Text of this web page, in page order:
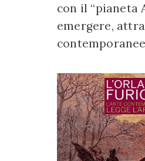
con il “pianeta
emergere,